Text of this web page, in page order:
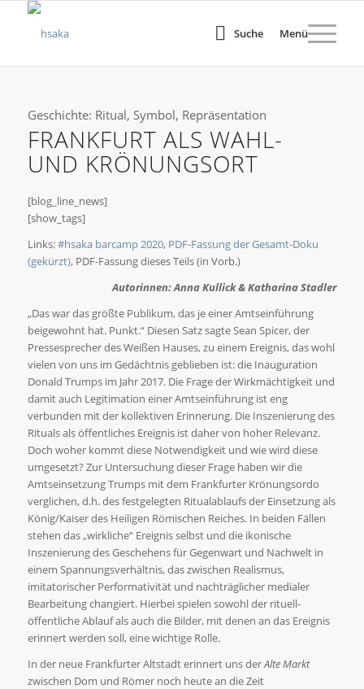
Suche Menü
Geschichte: Ritual, Symbol, Repräsentation
FRANKFURT ALS WAHL-
UND KRÖNUNGSORT
[blog_line_news]
[show_tags]
Links:#hsaka barcamp 2020, PDF-Fassung der Gesamt-Doku
(gekürzt), PDF-Fassung dieses Teils (in Vorb.)
Autorinnen: Anna Kullick & Katharina Stadler
„Das war das größte Publikum, das je einer Amtseinführung
beigewohnt hat. Punkt.“ Diesen Satz sagte Sean Spicer, der
Pressesprecher des Weißen Hauses, zu einem Ereignis, das wohl
vielen von uns im Gedächtnis geblieben ist: die Inauguration
Donald Trumps im Jahr 2017. Die Frage der Wirkmächtigkeit und
damit auch Legitimation einer Amtseinführung ist eng
verbunden mit der kollektiven Erinnerung. Die Inszenierung des
Rituals als öffentliches Ereignis ist daher von hoher Relevanz.
Doch woher kommt diese Notwendigkeit und wie wird diese
umgesetzt? Zur Untersuchung dieser Frage haben wir die
Amtseinsetzung Trumps mit dem Frankfurter Krönungsordo
verglichen, d.h. des festgelegten Ritualablaufs der Einsetzung als
König/Kaiser des Heiligen Römischen Reiches. In beiden Fällen
stehen das „wirkliche“ Ereignis selbst und die ikonische
Inszenierung des Geschehens für Gegenwart und Nachwelt in
einem Spannungsverhältnis, das zwischen Realismus,
imitatorischer Performativität und nachträglicher medialer
Bearbeitung changiert. Hierbei spielen sowohl der rituell-
öffentliche Ablauf als auch die Bilder, mit denen an das Ereignis
erinnert werden soll, eine wichtige Rolle.
In der neue Frankfurter Altstadt erinnert uns derAlte Markt
zwischen Dom und Römer noch heute an die Zeit